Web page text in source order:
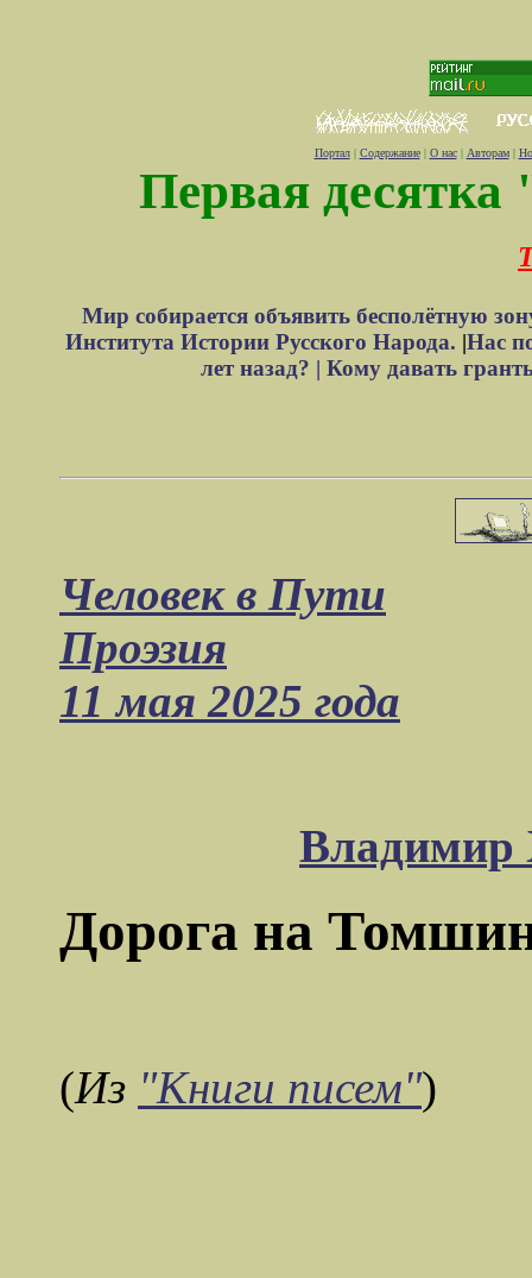
Портал| Содержание| О нас| Авторам|
Первая десятка
Мир собирается объявить бесполётную
Института Истории Русского Народа. |Нас
лет назад? | Кому давать
Человек в Пути
Проэзия
11 мая 2025 года
Владимир
Дорога на
(Из "Книги писем")